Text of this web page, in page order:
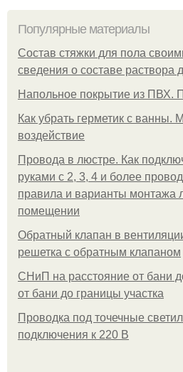
Популярные материалы
Состав стяжки для пола
сведения о составе раствора
Напольное покрытие из ПВХ.
Как убрать герметик с ванны.
воздействие
Провода в люстре. Как
руками с 2, 3, 4 и более
правила и варианты монтажа
помещении
Обратный клапан в
решетка с обратным клапаном
СНиП на расстояние от бани
от бани до границы участка
Проводка под точечные
подключения к 220 В